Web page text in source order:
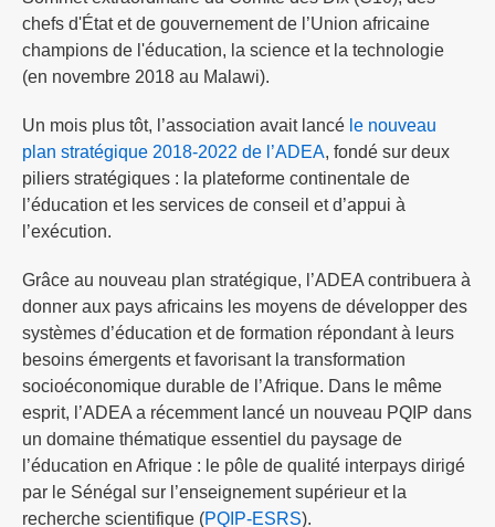
chefs d'État et de gouvernement de l’Union africaine
champions de l'éducation, la science et la technologie
(en novembre 2018 au Malawi).
Un mois plus tôt, l’association avait lancé le nouveau
plan stratégique 2018-2022 de l’ADEA, fondé sur deux
piliers stratégiques : la plateforme continentale de
l’éducation et les services de conseil et d’appui à
l’exécution.
Grâce au nouveau plan stratégique, l’ADEA contribuera à
donner aux pays africains les moyens de développer des
systèmes d’éducation et de formation répondant à leurs
besoins émergents et favorisant la transformation
socioéconomique durable de l’Afrique. Dans le même
esprit, l’ADEA a récemment lancé un nouveau PQIP dans
un domaine thématique essentiel du paysage de
l’éducation en Afrique : le pôle de qualité interpays dirigé
par le Sénégal sur l’enseignement supérieur et la
recherche scientifique (PQIP-ESRS).